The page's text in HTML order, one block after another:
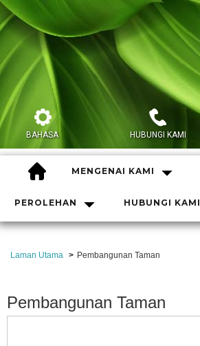
BAHASA HUBUNGI KAMI
HOME MENGENAI KAMI
PEROLEHAN HUBUNGI KAMI
Laman Utama Pembangunan Taman
Pembangunan Taman